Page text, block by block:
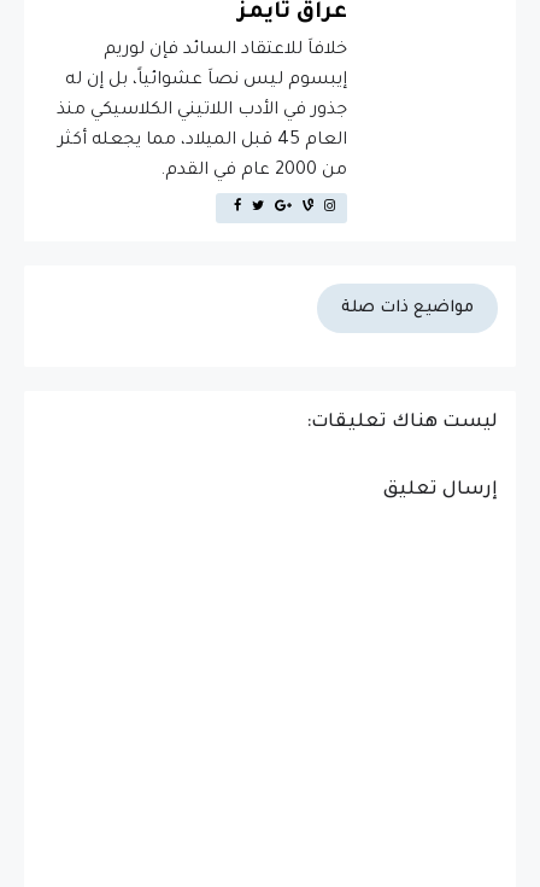
عراق تايمز
خلافاَ للاعتقاد السائد فإن لوريم
إيبسوم ليس نصاَ عشوائياً، بل إن له
جذور في الأدب اللاتيني الكلاسيكي منذ
العام 45 قبل الميلاد، مما يجعله أكثر
من 2000 عام في القدم.
مواضيع ذات صلة
ليست هناك تعليقات:
إرسال تعليق